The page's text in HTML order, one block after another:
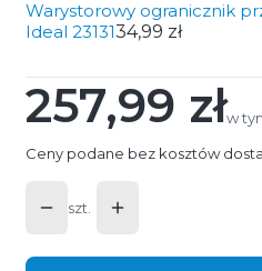
Warystorowy ogranicznik
Ideal 2313134,99 zł
Cena
257,99 złw
w
Ceny podane bez kosztów
szt.